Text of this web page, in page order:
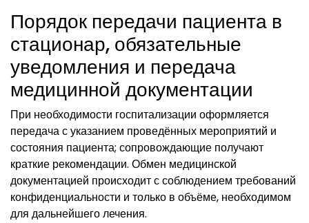
Порядок передачи пациента в
стационар, обязательные
уведомления и передача
медицинной документации
При необходимости госпитализации оформляется
передача с указанием проведённых мероприятий и
состояния пациента; сопровождающие получают
краткие рекомендации. Обмен медицинской
документацией происходит с соблюдением требований
конфиденциальности и только в объёме, необходимом
для дальнейшего лечения.